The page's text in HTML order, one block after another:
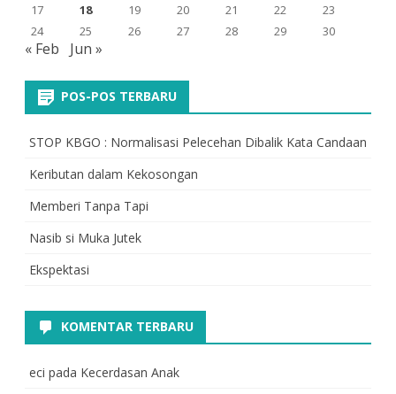
17
18 19 20 21 22
23
24
25 26 27 28 29 30
« Feb Jun »
POS-POS TERBARU
STOP KBGO : Normalisasi Pelecehan Dibalik Kata Candaan
Keributan dalam Kekosongan
Memberi Tanpa Tapi
Nasib si Muka Jutek
Ekspektasi
KOMENTAR TERBARU
eci pada Kecerdasan Anak